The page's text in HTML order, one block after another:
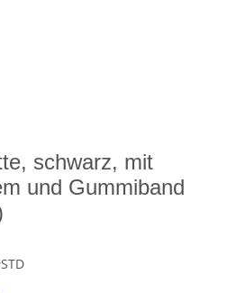
schwarz, mit
und Gummiband